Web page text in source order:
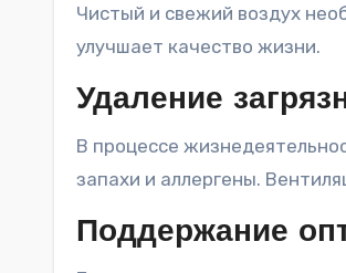
Чистый и свежий воздух
улучшает качество жизни.
Удаление
В процессе
запахи и аллергены.
Поддержание